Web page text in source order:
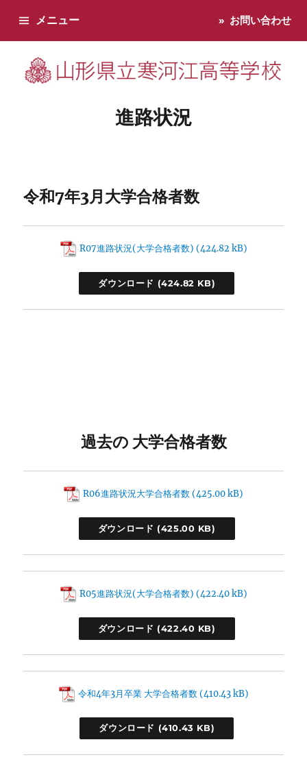
寒河江高校です。学校からのお知らせ、学校生活などお知らせし
メニュー お問い合わせ
進路状況
令和7年3月大学合格者数
R07進路状況(大学合格者数)
ダウンロード
過去の 大学合格者数
R06進路状況大学合格者数
ダウンロード
R05進路状況(大学合格者数)
ダウンロード
令和4年3月卒業 大学合格者数
ダウンロード